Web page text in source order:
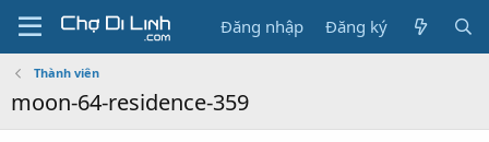
Đăng nhập Đăng ký
Thành viên
moon-64-residence-359